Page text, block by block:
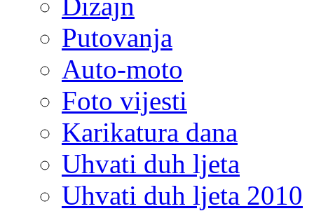
Putovanja
Auto-moto
Foto vijesti
Karikatura dana
Uhvati duh ljeta
Uhvati duh ljeta 2010